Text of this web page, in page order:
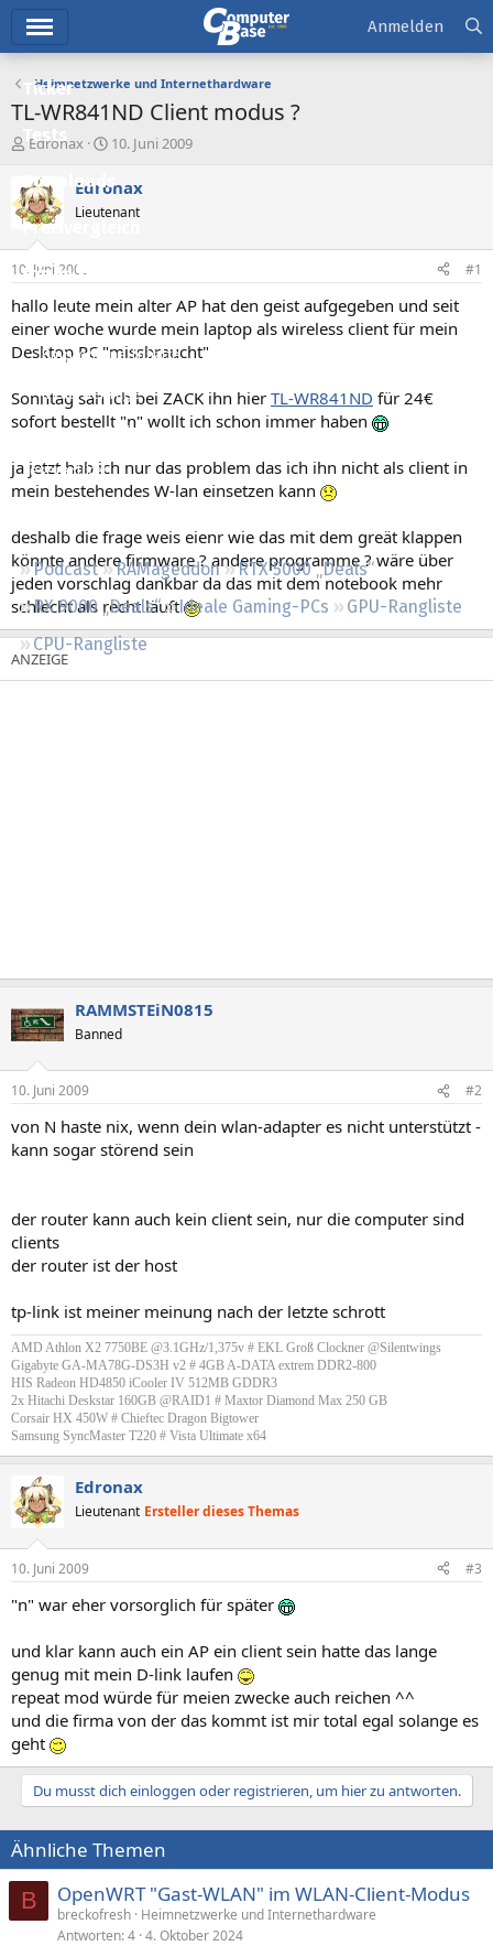
Ticker
Tests
Downloads
Preisvergleich
Forum
Aktuelles
Empfohlene Inhalte
Neue Beiträge
Neueste Aktivitäten
Leserartikel
Podcast RAMageddon
RTX 5000 „Deals“
RX 9000 „Deals“
Ideale Gaming-PCs
GPU-Rangliste
CPU-Rangliste
Anmelden
Heimnetzwerke und Internethardware
TL-WR841ND Client modus ?
E
s
t
e
e
r
Edronax
E
s
e
t
a
10. Juni 2009
Edronax
Lieutenant
10. Juni 2009 #1
hallo leute mein alter AP hat den geist aufgegeben und seit
einer woche wurde mein laptop als wireless client für mein
Desktop PC "missbraucht"
Sonntag sah ich bei ZACK ihn hier TL-WR841ND für 24€
sofort bestellt "n" wollt ich schon immer haben
ja jetzt hab ich nur das problem das ich ihn nicht als client in
mein bestehendes W-lan einsetzen kann
deshalb die frage weis eienr wie das mit dem greät klappen
könnte andere firmware ? andere programme ? wäre über
jeden vorschlag dankbar da das mit dem notebook mehr
schlecht als recht läuft
RAMMSTEiN0815
Banned
10. Juni 2009 #2
von N haste nix, wenn dein wlan-adapter es nicht unterstützt -
kann sogar störend sein
der router kann auch kein client sein, nur die computer sind
clients
der router ist der host
tp-link ist meiner meinung nach der letzte schrott
AMD Athlon X2 7750BE @3.1GHz/1,375v # EKL Groß Clockner @Silentwings
Gigabyte GA-MA78G-DS3H v2 # 4GB A-DATA extrem DDR2-800
HIS Radeon HD4850 iCooler IV 512MB GDDR3
2x Hitachi Deskstar 160GB @RAID1 # Maxtor Diamond Max 250 GB
Corsair HX 450W # Chieftec Dragon Bigtower
Samsung SyncMaster T220 # Vista Ultimate x64​
Edronax
Lieutenant Ersteller dieses Themas
10. Juni 2009 #3
"n" war eher vorsorglich für später
und klar kann auch ein AP ein client sein hatte das lange
genug mit mein D-link laufen
repeat mod würde für meien zwecke auch reichen ^^
und die firma von der das kommt ist mir total egal solange es
geht
Du musst dich einloggen oder registrieren, um hier zu antworten.
Ähnliche Themen
B OpenWRT "Gast-WLAN" im WLAN-Client-Modus
breckofresh Heimnetzwerke und Internethardware
Antworten 4 4. Oktober 2024